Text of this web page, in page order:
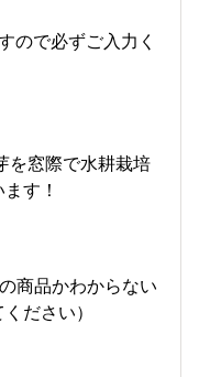
ので必ずご入力く
を窓際で水耕栽培
す！
商品かわからない
ださい）